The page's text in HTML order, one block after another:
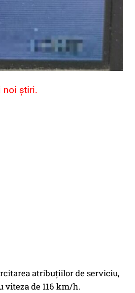
noi știri.
atribuțiilor de serviciu,
viteza de 116 km/h.